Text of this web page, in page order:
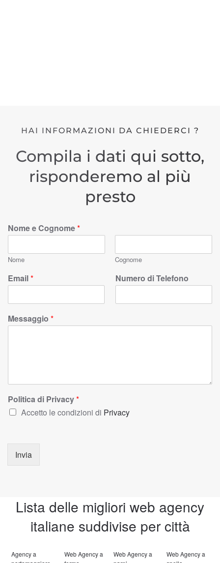
HAI INFORMAZIONI DA CHIEDERCI ?
Compila i dati qui sotto,
risponderemo al più
presto
Nome e Cognome*
Nome Cognome
Email* Numero di Telefono
Messaggio *
Politica di Privacy*
Accetto le condizioni di Privacy
Invia
Lista delle migliori web agency
italiane suddivise per città
Agency a
Web Agency a
Web Agency a
Web Agency a